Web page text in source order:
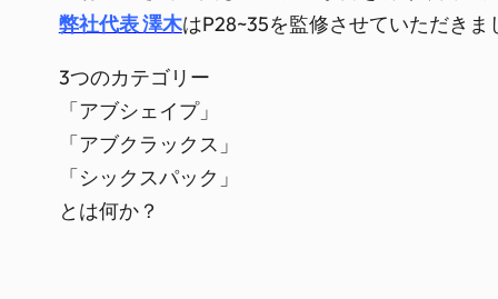
弊社代表 澤木はP28~35を監修させていただきま
3つのカテゴリー
「アブシェイプ」
「アブクラックス」
「シックスパック」
とは何か？